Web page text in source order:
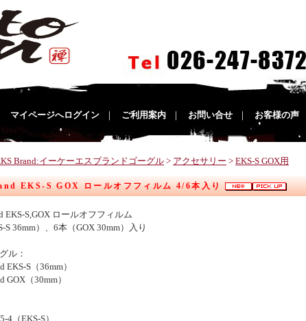
マイページへログイン ご利用案内 お問い合せ お客様の声
Brand:イーケーエスブランドゴーグル > アクセサリー > EKS-S GOX用
EKS-S GOX ロールオフフィルム 4/6本入り
EKS-S,GOX ロールオフフィルム
S 36mm）、6本（GOX 30mm）入り
ル：
EKS-S（36mm）
GOX（30mm）